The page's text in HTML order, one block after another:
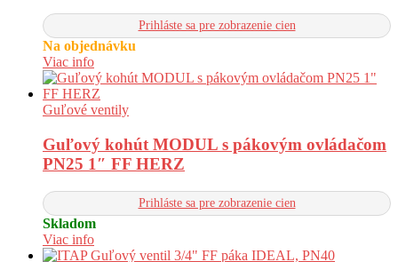
Prihláste sa pre zobrazenie cien
Na objednávku
Viac info
Guľové ventily
Guľový kohút MODUL s pákovým ovládačom
PN25 1″ FF HERZ
Prihláste sa pre zobrazenie cien
Skladom
Viac info